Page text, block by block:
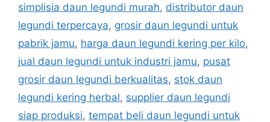
simplisia daun legundi murah, distributor daun
legundi terpercaya, grosir daun legundi untuk
pabrik jamu, harga daun legundi kering per kilo,
jual daun legundi untuk industri jamu, pusat
grosir daun legundi berkualitas, stok daun
legundi kering herbal, supplier daun legundi
siap produksi, tempat beli daun legundi untuk